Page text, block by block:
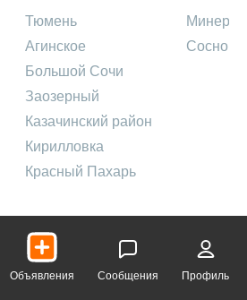
Тюмень
Агинское
Большой Сочи
Заозерный
Казачинский район
Кирилловка
Красный Пахарь
Объявления Сообщения Профиль